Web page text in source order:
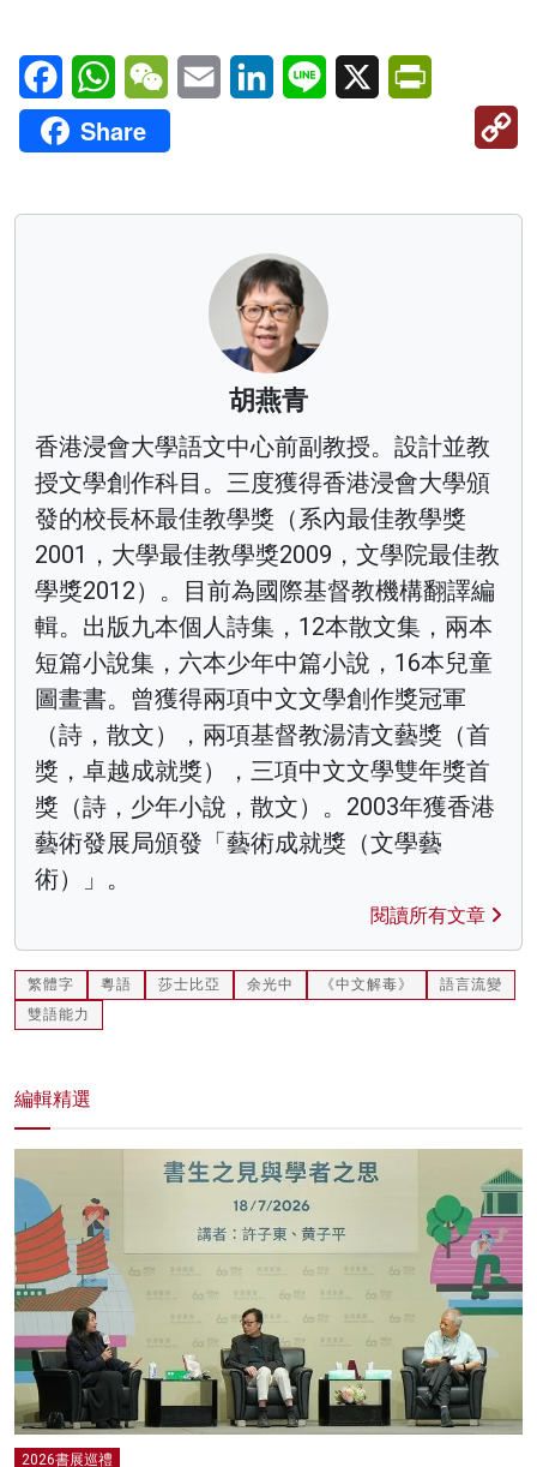
FacebookWhatsAppWeChatEmail LinkedInLine X
Share
胡燕青
香港浸會大學語文中心前副教授。設計並教
授文學創作科目。三度獲得香港浸會大學頒
發的校長杯最佳教學獎（系內最佳教學獎
2001，大學最佳教學獎2009，文學院最佳教
學獎2012）。目前為國際基督教機構翻譯編
輯。出版九本個人詩集，12本散文集，兩本
短篇小說集，六本少年中篇小說，16本兒童
圖畫書。曾獲得兩項中文文學創作獎冠軍
（詩，散文），兩項基督教湯清文藝獎（首
獎，卓越成就獎），三項中文文學雙年獎首
獎（詩，少年小說，散文）。2003年獲香港
藝術發展局頒發「藝術成就獎（文學藝
術）」。
閱讀所有文章
繁體字 粵語 莎士比亞 余光中 《中文解毒》
語言流變
雙語能力
編輯精選
2026書展巡禮